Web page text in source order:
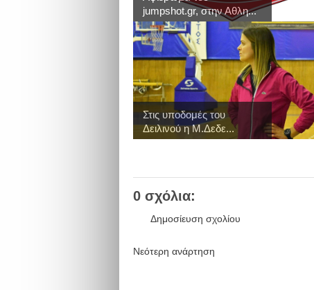
jumpshot.gr, στην Αθλη...
Στις υποδομές του
Δειλινού η Μ.Δεδε...
0 σχόλια:
Δημοσίευση σχολίου
Νεότερη ανάρτηση